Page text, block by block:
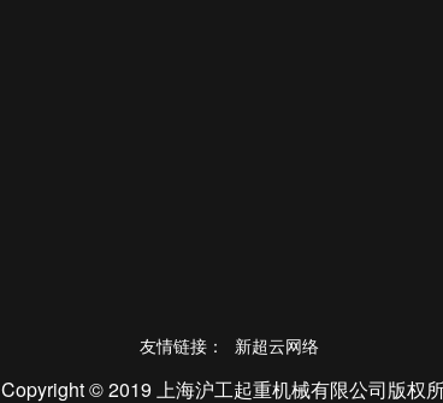
友情链接： 新超云网络
Copyright © 2019 上海沪工起重机械有限公司版权